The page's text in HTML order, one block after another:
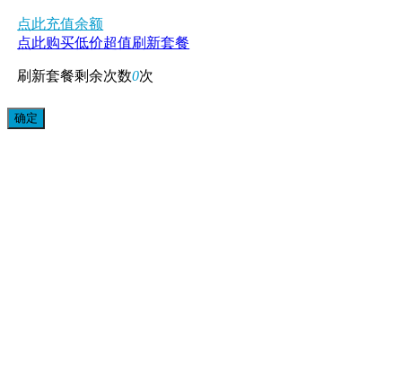
点此充值余额
点此购买低价超值刷新套餐
刷新套餐剩余次数0次